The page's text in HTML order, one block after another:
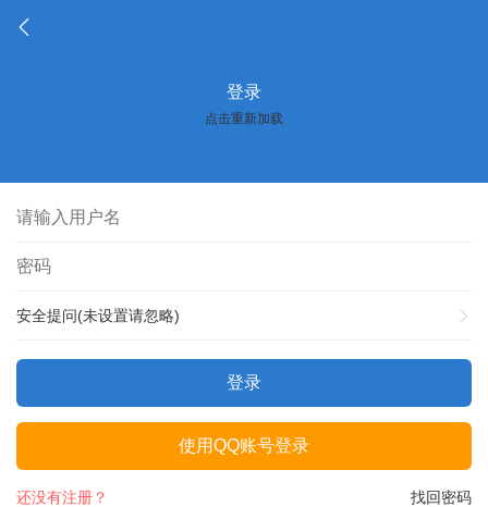
登录
点击重新加载
安全提问(未设置请忽略)
登录
使用QQ账号登录
找回密码
还没有注册？